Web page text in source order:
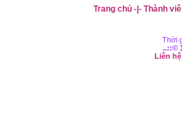
Trang chủ-|- Thành
Thời
..::©
Liên